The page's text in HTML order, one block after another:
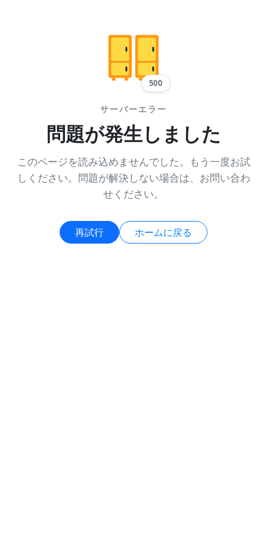
500
サーバーエラー
問題が発生しました
このページを読み込めませんでした。もう一度お試
しください。問題が解決しない場合は、お問い合わ
せください。
再試行 ホームに戻る